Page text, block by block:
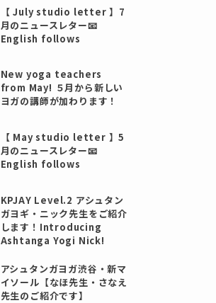
【 July studio letter 】7
月のニュースレター📧
English follows
New yoga teachers
from May! ５月から新しい
ヨガの講師が加わります！
【 May studio letter 】5
月のニュースレター📧
English follows
KPJAY Level.2 アシュタン
ガヨギ・ニック先生をご紹介
します！Introducing
Ashtanga Yogi Nick!
アシュタンガヨガ渋谷・新マ
イソール【なほ先生・さなえ
先生のご紹介です】